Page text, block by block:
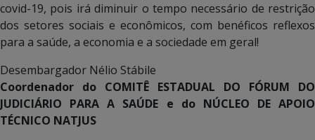
covid-19, pois irá diminuir o tempo necessário de restrição
dos setores sociais e econômicos, com benéficos reflexos
para a saúde, a economia e a sociedade em geral!
Desembargador Nélio Stábile
Coordenador do COMITÊ ESTADUAL DO FÓRUM DO
JUDICIÁRIO PARA A SAÚDE e do NÚCLEO DE APOIO
TÉCNICO NATJUS